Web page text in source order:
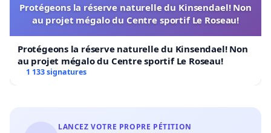
Protégeons la réserve naturelle du Kinsendael! Non
au projet mégalo du Centre sportif Le Roseau!
Protégeons la réserve naturelle du Kinsendael! Non
au projet mégalo du Centre sportif Le Roseau!
1 133 signatures
LANCEZ VOTRE PROPRE PÉTITION